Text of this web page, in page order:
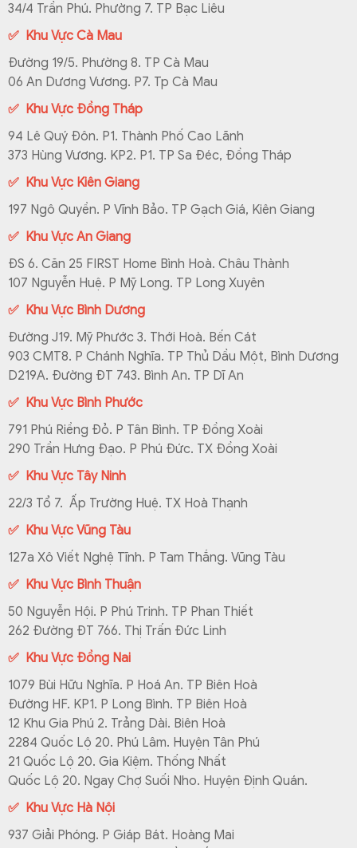
34/4 Trần Phú. Phường 7. TP Bạc Liêu
✅ Khu Vực Cà Mau
Đường 19/5. Phường 8. TP Cà Mau
06 An Dương Vương. P7. Tp Cà Mau
✅ Khu Vực Đồng Tháp
94 Lê Quý Đôn. P1. Thành Phố Cao Lãnh
373 Hùng Vương. KP2. P1. TP Sa Đéc, Đồng Tháp
✅ Khu Vực Kiên Giang
197 Ngô Quyền. P Vĩnh Bảo. TP Gạch Giá, Kiên Giang
✅ Khu Vực An Giang
ĐS 6. Căn 25 FIRST Home Bình Hoà. Châu Thành
107 Nguyễn Huệ. P Mỹ Long. TP Long Xuyên
✅ Khu Vực Bình Dương
Đường J19. Mỹ Phước 3. Thới Hoà. Bến Cát
903 CMT8. P Chánh Nghĩa. TP Thủ Dầu Một, Bình Dương
D219A. Đường ĐT 743. Bình An. TP Dĩ An
✅ Khu Vực Bình Phước
791 Phú Riềng Đỏ. P Tân Bình. TP Đồng Xoài
290 Trần Hưng Đạo. P Phú Đức. TX Đồng Xoài
✅ Khu Vực Tây Ninh
22/3 Tổ 7. Ấp Trường Huệ. TX Hoà Thạnh
✅ Khu Vực Vũng Tàu
127a Xô Viết Nghệ Tĩnh. P Tam Thắng. Vũng Tàu
✅ Khu Vực Bình Thuận
50 Nguyễn Hội. P Phú Trinh. TP Phan Thiết
262 Đường ĐT 766. Thị Trấn Đức Linh
✅ Khu Vực Đồng Nai
1079 Bùi Hữu Nghĩa. P Hoá An. TP Biên Hoà
Đường HF. KP1. P Long Bình. TP Biên Hoà
12 Khu Gia Phú 2. Trảng Dài. Biên Hoà
2284 Quốc Lộ 20. Phú Lâm. Huyện Tân Phú
21 Quốc Lộ 20. Gia Kiệm. Thống Nhất
Quốc Lộ 20. Ngay Chợ Suối Nho. Huyện Định Quán.
✅ Khu Vực Hà Nội
937 Giải Phóng. P Giáp Bát. Hoàng Mai